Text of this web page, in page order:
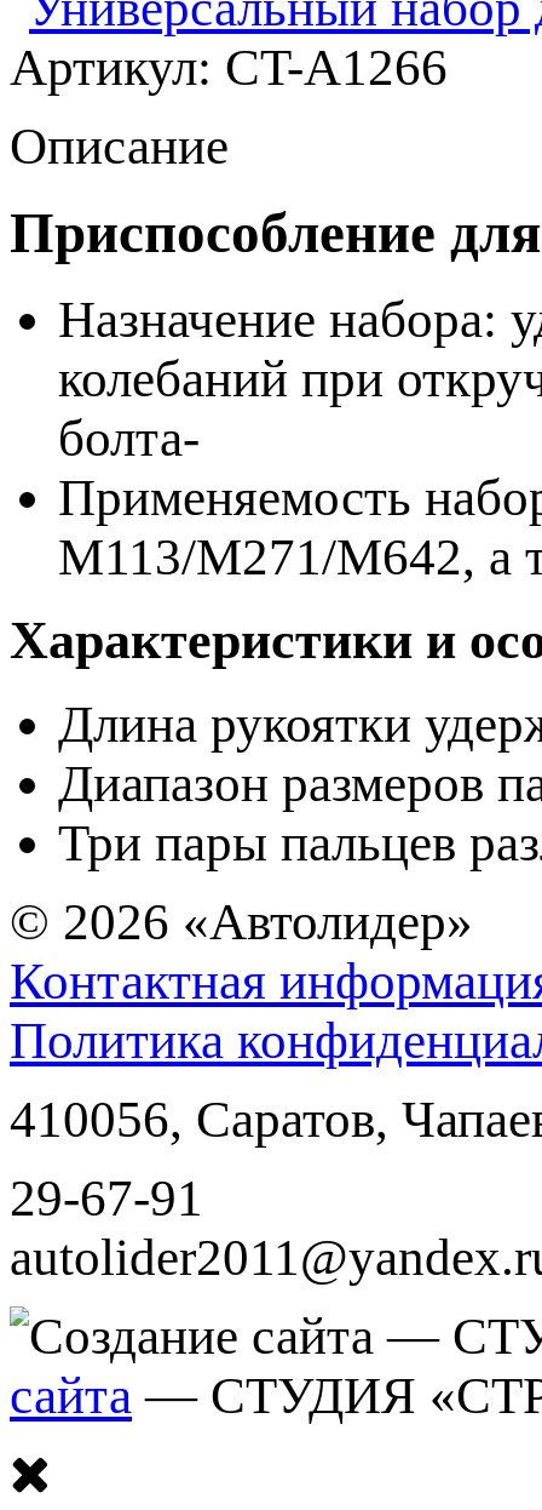
Артикул: CT-A1266
Описание
Приспособление
Назначение набора:
колебаний при
болта-
Применяемость
М113/М271/М642, а
Характеристики и
Длина рукоятки
Диапазон размеров
Три пары пальцев
© 2026 «Автолидер»
Контактная
Политика
410056, Саратов,
29-67-91
сайта — СТУДИЯ